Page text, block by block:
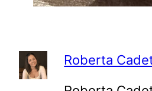
Roberta